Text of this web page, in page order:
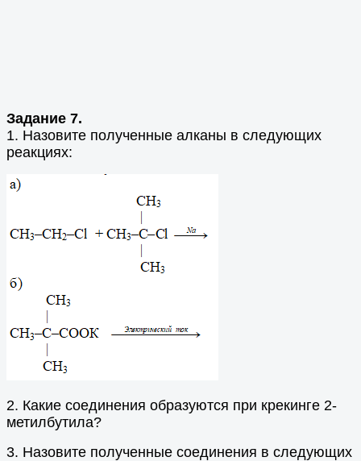
Задание 7.
1. Назовите полученные алканы в следующих
реакциях:
2. Какие соединения образуются при крекинге 2-
метилбутила?
3. Назовите полученные соединения в следующих